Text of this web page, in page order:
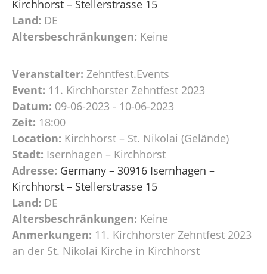
Kirchhorst – Stellerstrasse 15
Land: DE
Altersbeschränkungen: Keine
Veranstalter: Zehntfest.Events
Event: 11. Kirchhorster Zehntfest 2023
Datum: 09-06-2023 - 10-06-2023
Zeit: 18:00
Location: Kirchhorst – St. Nikolai (Gelände)
Stadt: Isernhagen – Kirchhorst
Adresse: Germany – 30916 Isernhagen –
Kirchhorst – Stellerstrasse 15
Land: DE
Altersbeschränkungen: Keine
Anmerkungen: 11. Kirchhorster Zehntfest 2023
an der St. Nikolai Kirche in Kirchhorst